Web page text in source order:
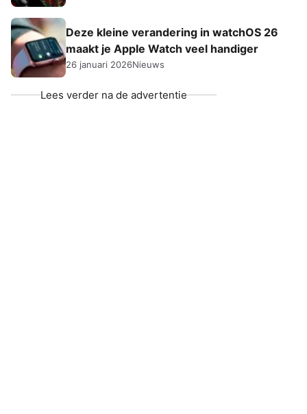
Deze kleine verandering in watchOS 26
maakt je Apple Watch veel handiger
26 januari 2026Nieuws
Lees verder na de advertentie